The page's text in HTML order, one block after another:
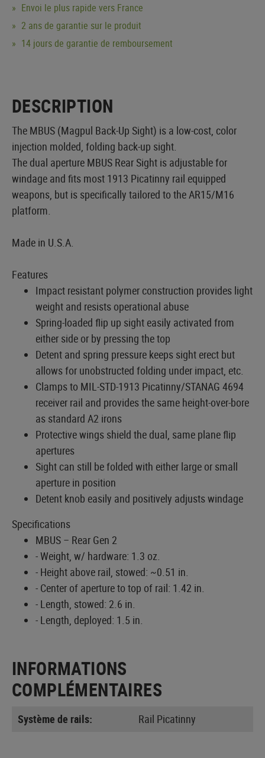
Envoi le plus rapide vers France
2 ans de garantie sur le produit
14 jours de garantie de remboursement
DESCRIPTION
The MBUS (Magpul Back-Up Sight) is a low-cost, color
injection molded, folding back-up sight.
The dual aperture MBUS Rear Sight is adjustable for
windage and fits most 1913 Picatinny rail equipped
weapons, but is specifically tailored to the AR15/M16
platform.
Made in U.S.A.
Features
Impact resistant polymer construction provides light
weight and resists operational abuse
Spring-loaded flip up sight easily activated from
either side or by pressing the top
Detent and spring pressure keeps sight erect but
allows for unobstructed folding under impact, etc.
Clamps to MIL-STD-1913 Picatinny/STANAG 4694
receiver rail and provides the same height-over-bore
as standard A2 irons
Protective wings shield the dual, same plane flip
apertures
Sight can still be folded with either large or small
aperture in position
Detent knob easily and positively adjusts windage
Specifications
MBUS – Rear Gen 2
- Weight, w/ hardware: 1.3 oz.
- Height above rail, stowed: ~0.51 in.
- Center of aperture to top of rail: 1.42 in.
- Length, stowed: 2.6 in.
- Length, deployed: 1.5 in.
INFORMATIONS
COMPLÉMENTAIRES
Système de rails: Rail Picatinny